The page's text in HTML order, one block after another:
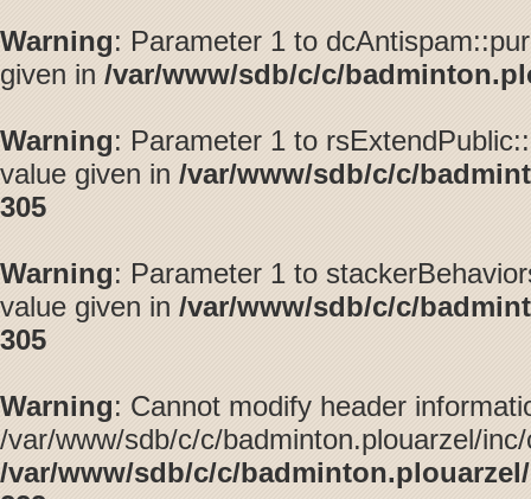
Warning: Parameter 1 to
given in /var/www/sdb/c/c/
Warning: Parameter 1 to
value given in /var/www/sdb/c/c/
305
Warning: Parameter 1 to
value given in /var/www/sdb/c/c/
305
Warning: Cannot modify header
/var/www/sdb/c/c/badminton.plouarzel/
/var/www/sdb/c/c/